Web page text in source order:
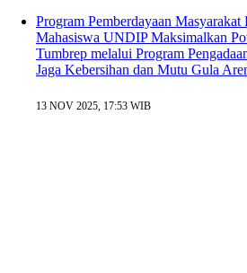
Program Pemberdayaan
Mahasiswa UNDIP Maksimalkan
Tumbrep melalui Program
Jaga Kebersihan dan Mutu Gula
13 NOV 2025, 17:53 WIB